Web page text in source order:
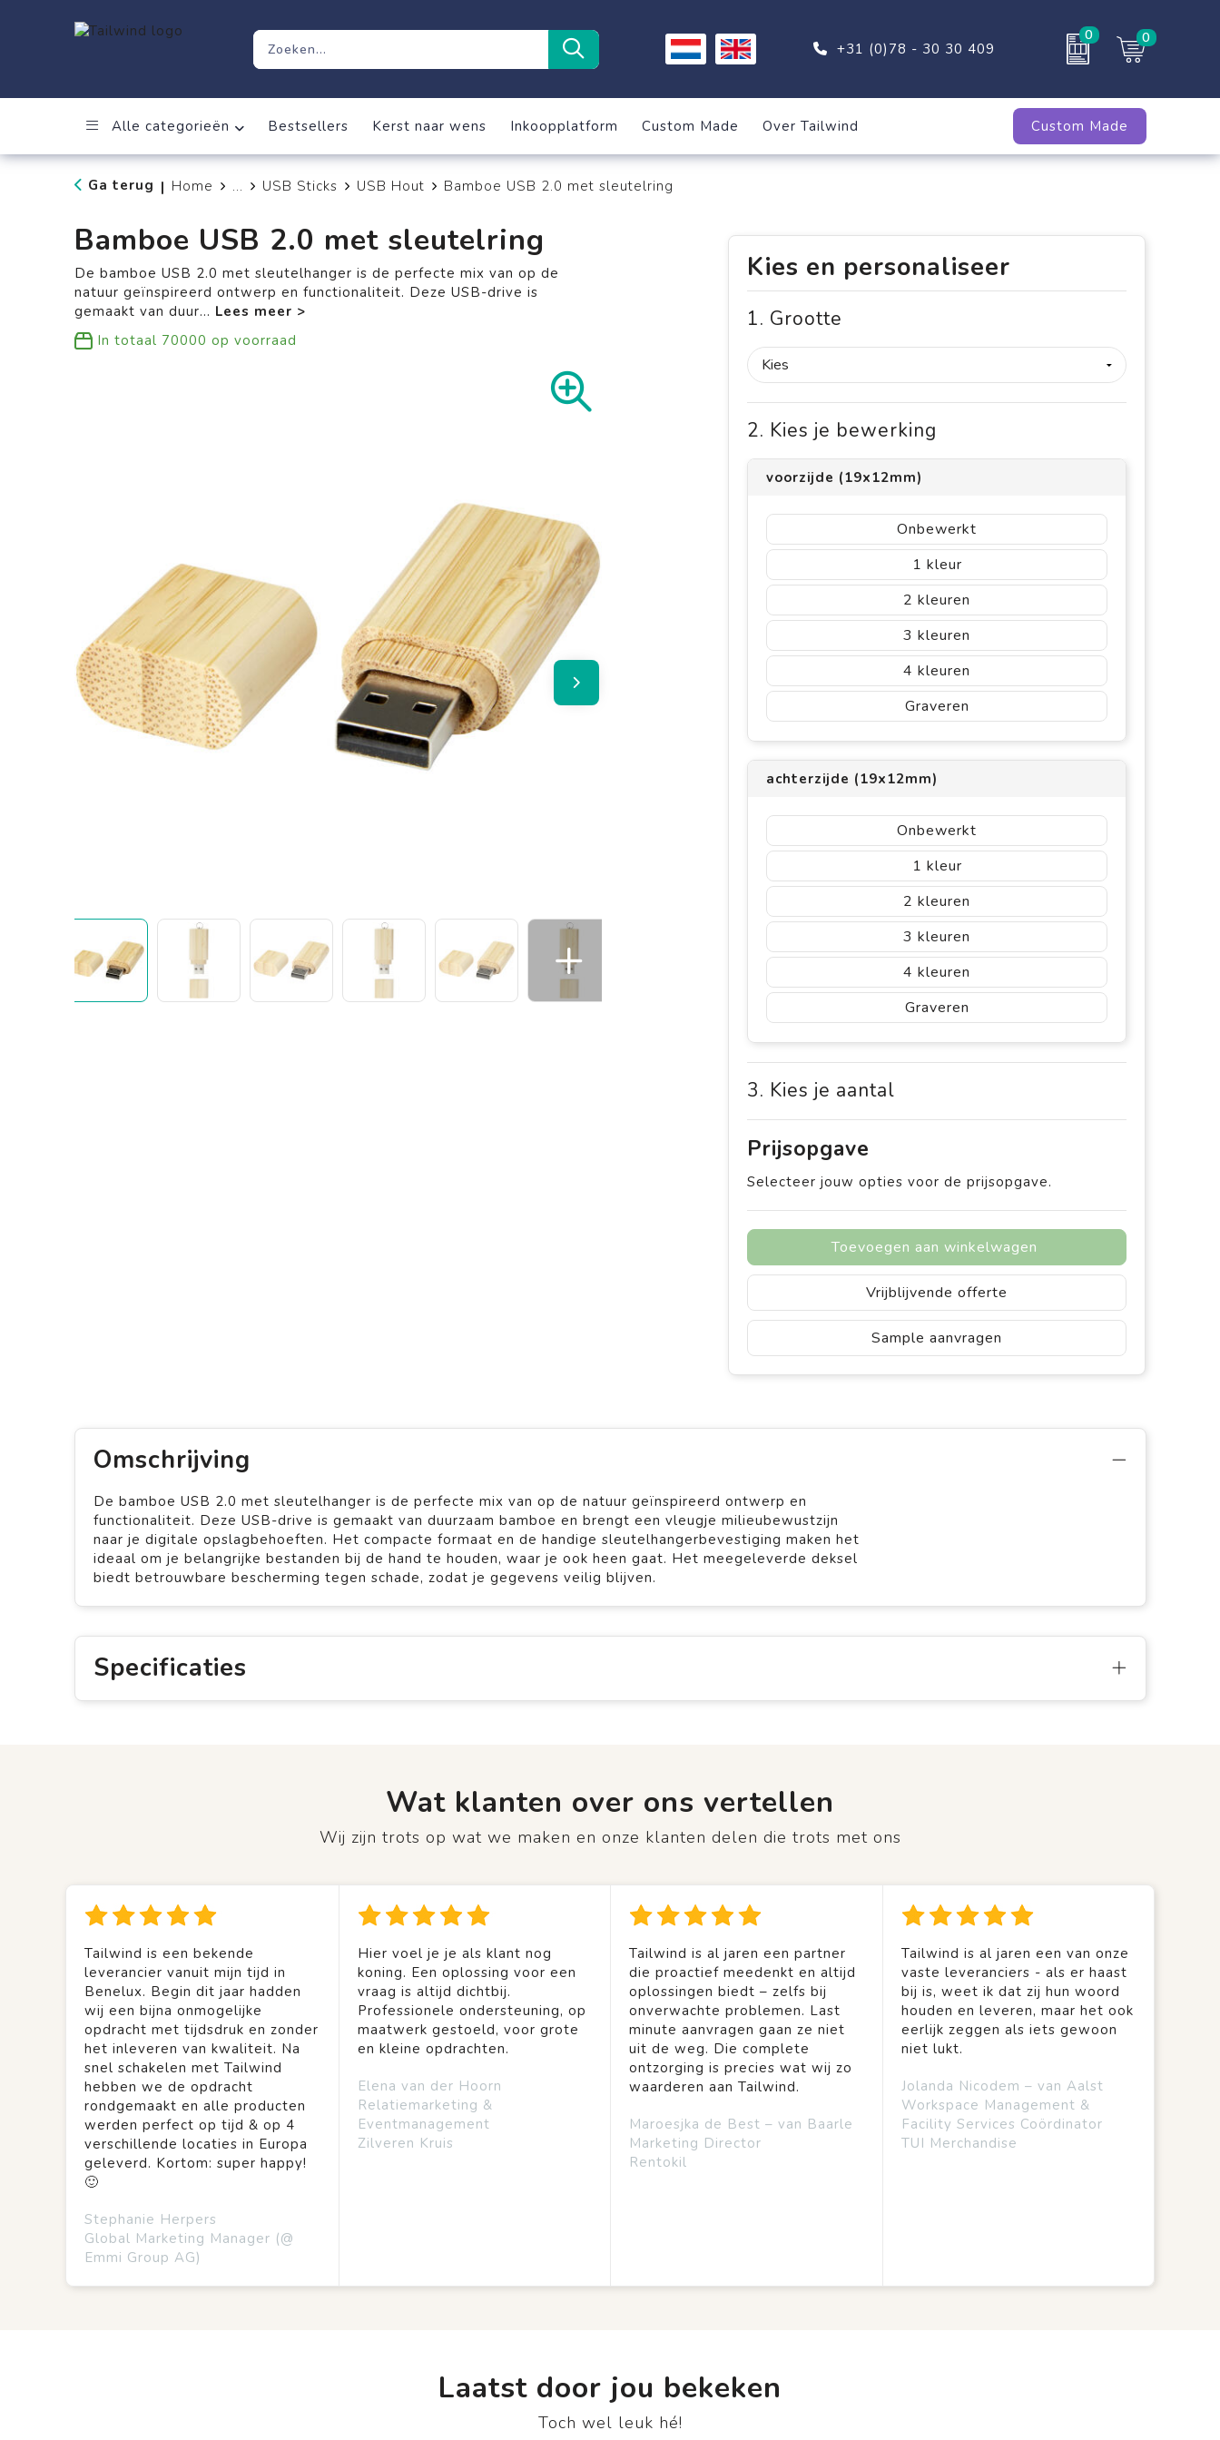
+31 (0)78 - 30 30 409
0 0
Alle categorieën Bestsellers Kerst naar wens Inkoopplatform Custom Made Over Tailwind Custom Made
Ga terug | Home ... USB Sticks USB Hout Bamboe USB 2.0 met sleutelring
Bamboe USB 2.0 met sleutelring
De bamboe USB 2.0 met sleutelhanger is de perfecte mix van op de
natuur geïnspireerd ontwerp en functionaliteit. Deze USB-drive is
gemaakt van duur...
In totaal 70000 op voorraad
Kies en personaliseer
1. Grootte
2. Kies je bewerking
voorzijde (19x12mm)
Onbewerkt
1
2
3
4
Graveren
achterzijde (19x12mm)
Onbewerkt
1
2
3
4
Graveren
3. Kies je aantal
Prijsopgave
Selecteer jouw opties voor de prijsopgave.
Toevoegen aan winkelwagen
Vrijblijvende offerte
Sample aanvragen
Omschrijving
De bamboe USB 2.0 met sleutelhanger is de perfecte mix van op de natuur geïnspireerd ontwerp en
functionaliteit. Deze USB-drive is gemaakt van duurzaam bamboe en brengt een vleugje milieubewustzijn
naar je digitale opslagbehoeften. Het compacte formaat en de handige sleutelhangerbevestiging maken het
ideaal om je belangrijke bestanden bij de hand te houden, waar je ook heen gaat. Het meegeleverde deksel
biedt betrouwbare bescherming tegen schade, zodat je gegevens veilig blijven.
Specificaties
Wat klanten over ons vertellen
Wij zijn trots op wat we maken en onze klanten delen die trots met ons
Tailwind is een bekende
leverancier vanuit mijn tijd in
Benelux. Begin dit jaar hadden
wij een bijna onmogelijke
opdracht met tijdsdruk en zonder
het inleveren van kwaliteit. Na
snel schakelen met Tailwind
hebben we de opdracht
rondgemaakt en alle producten
werden perfect op tijd & op 4
verschillende locaties in Europa
geleverd. Kortom: super happy!
🙂
Stephanie Herpers
Global Marketing Manager (@
Emmi Group AG)
Hier voel je je als klant nog
koning. Een oplossing voor een
vraag is altijd dichtbij.
Professionele ondersteuning, op
maatwerk gestoeld, voor grote
en kleine opdrachten.
Elena van der Hoorn
Relatiemarketing &
Eventmanagement
Zilveren Kruis
Tailwind is al jaren een partner
die proactief meedenkt en altijd
oplossingen biedt – zelfs bij
onverwachte problemen. Last
minute aanvragen gaan ze niet
uit de weg. Die complete
ontzorging is precies wat wij zo
waarderen aan Tailwind.
Maroesjka de Best – van Baarle
Marketing Director
Rentokil
Tailwind is al jaren een van onze
vaste leveranciers - als er haast
bij is, weet ik dat zij hun woord
houden en leveren, maar het ook
eerlijk zeggen als iets gewoon
niet lukt.
Jolanda Nicodem – van Aalst
Workspace Management &
Facility Services Coördinator
TUI Merchandise
Laatst door jou bekeken
Toch wel leuk hé!